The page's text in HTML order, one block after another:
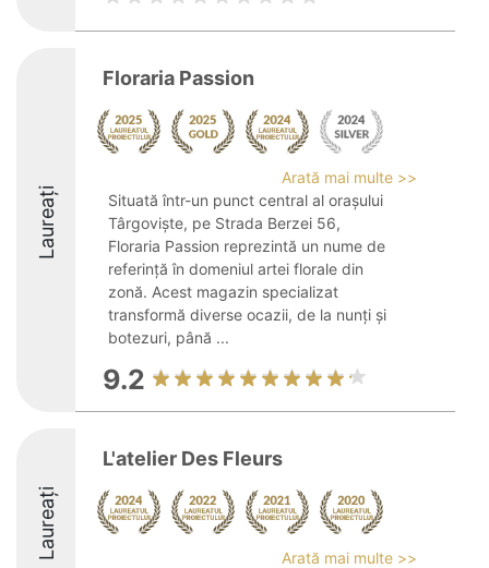
Laureați
Floraria Passion
Arată mai multe >>
Situată într-un punct central al orașului
Târgoviște, pe Strada Berzei 56,
Floraria Passion reprezintă un nume de
referință în domeniul artei florale din
zonă. Acest magazin specializat
transformă diverse ocazii, de la nunți și
botezuri, până ...
9.2
Laureați
L'atelier Des Fleurs
Arată mai multe >>